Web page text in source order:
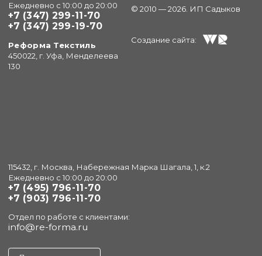
Ежедневно с 10:00 до 20:00
+7 (347) 299-11-70
+7 (347) 299-19-70
Реформа Текстиль
450022, г. Уфа, Менделеева
130
115432, г. Москва, Набережная Марка Шагала, 1, к.2
Ежедневно с 10:00 до 20:00
+7 (495) 796-11-70
+7 (903) 796-11-70
Отдел по работе с клиентами:
info@re-forma.ru
© 2010 — 2026. ИП Садыков
Создание сайта: